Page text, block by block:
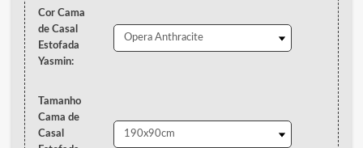
Cor Cama
de Casal
Estofada
Yasmin:
Tamanho
Cama de
Casal